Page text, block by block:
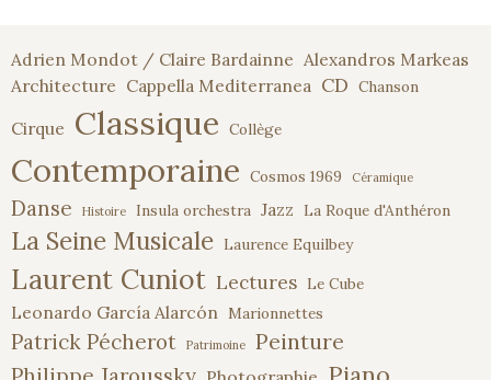
articles
Adrien Mondot / Claire Bardainne Alexandros Markeas
Architecture Cappella Mediterranea CD Chanson
Cirque Classique Collège
Contemporaine Cosmos 1969 Céramique
Danse Histoire Insula orchestra Jazz La Roque d'Anthéron
La Seine Musicale Laurence Equilbey
Laurent Cuniot Lectures Le Cube
Leonardo García Alarcón Marionnettes
Patrick Pécherot Patrimoine Peinture